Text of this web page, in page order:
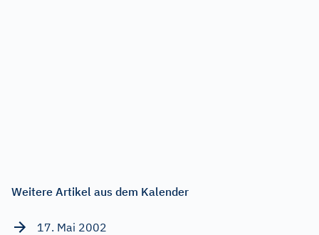
Weitere Artikel aus dem Kalender
17. Mai 2002